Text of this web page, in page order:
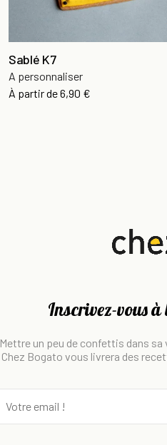
Sablé K7
A personnaliser
À partir de6,90 €
Inscrivez-vous à
Mettre un peu de confettis dans
Chez Bogato vous livrera des